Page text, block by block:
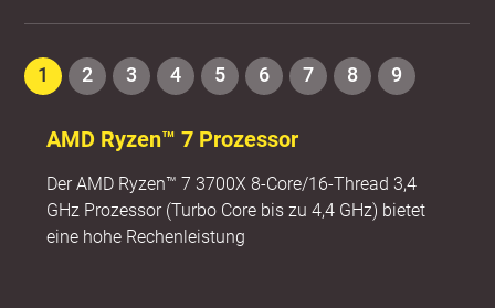
1 2 3 4 5 6 7 8 9
AMD Ryzen™ 7 Prozessor
Der AMD Ryzen™ 7 3700X 8-Core/16-Thread 3,4
GHz Prozessor (Turbo Core bis zu 4,4 GHz) bietet
eine hohe Rechenleistung